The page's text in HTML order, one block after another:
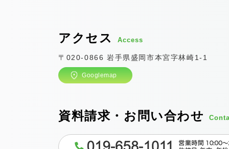
アクセス Access
〒020-0866 岩手県盛岡市本宮字林崎1-1
Googlemap
資料請求・お問い合わせ